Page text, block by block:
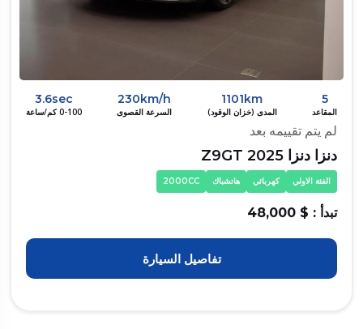
5
المقاعد
1101km
المدى (خزان الوقود)
230km/h
السرعة القصوى
3.6sec
0-100 كم/ساعة
لم يتم تقييمه بعد
دنزا دنزا Z9GT 2025
الفئة الاولي كهربائي هاتشباك 2000CC
تبدأ : $ 48,000
تفاصيل السيارة